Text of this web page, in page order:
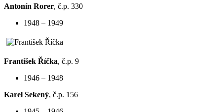
Antonín Rorer, č.p. 330
1948 – 1949
František Říčka, č.p. 9
1946 – 1948
Karel Sekený, č.p. 156